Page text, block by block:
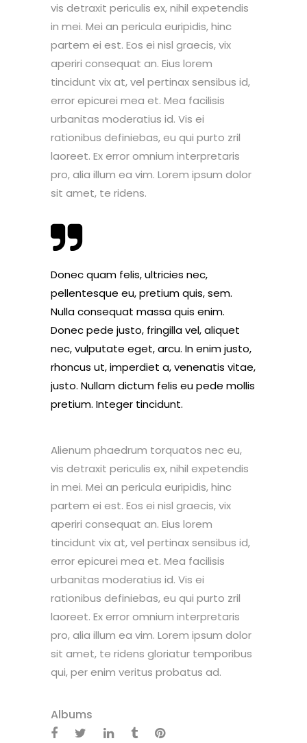
vis detraxit periculis ex, nihil expetendis
in mei. Mei an pericula euripidis, hinc
partem ei est. Eos ei nisl graecis, vix
aperiri consequat an. Eius lorem
tincidunt vix at, vel pertinax sensibus id,
error epicurei mea et. Mea facilisis
urbanitas moderatius id. Vis ei
rationibus definiebas, eu qui purto zril
laoreet. Ex error omnium interpretaris
pro, alia illum ea vim. Lorem ipsum dolor
sit amet, te ridens.
Donec quam felis, ultricies nec,
pellentesque eu, pretium quis, sem.
Nulla consequat massa quis enim.
Donec pede justo, fringilla vel, aliquet
nec, vulputate eget, arcu. In enim justo,
rhoncus ut, imperdiet a, venenatis vitae,
justo. Nullam dictum felis eu pede mollis
pretium. Integer tincidunt.
Alienum phaedrum torquatos nec eu,
vis detraxit periculis ex, nihil expetendis
in mei. Mei an pericula euripidis, hinc
partem ei est. Eos ei nisl graecis, vix
aperiri consequat an. Eius lorem
tincidunt vix at, vel pertinax sensibus id,
error epicurei mea et. Mea facilisis
urbanitas moderatius id. Vis ei
rationibus definiebas, eu qui purto zril
laoreet. Ex error omnium interpretaris
pro, alia illum ea vim. Lorem ipsum dolor
sit amet, te ridens gloriatur temporibus
qui, per enim veritus probatus ad.
Albums